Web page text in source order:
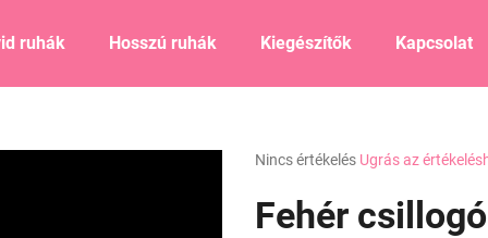
ruhák Hosszú ruhák Kiegészítők Kapcsolat
A
átlagos
értékelése
Nincs értékelés Ugrás az
Fehér
KERESÉS